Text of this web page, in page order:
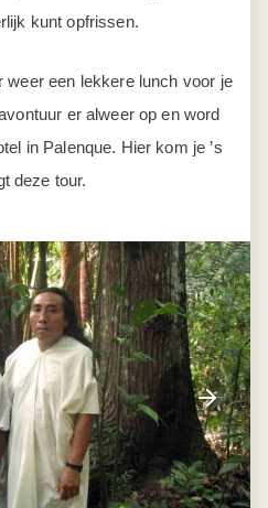
kunt opfrissen.
weer een lekkere lunch voor je
er alweer op en word
in Palenque. Hier kom je ’s
deze tour.